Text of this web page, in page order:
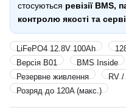
стосуються ревізії BMS,
контролю якості та
LiFePO4 12.8V 100Ah
Версія B01
BMS Inside
Резервне живлення
RV /
Розряд до 120A (макс.)